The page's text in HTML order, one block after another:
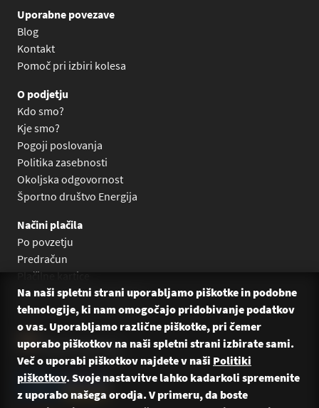
Uporabne povezave
Blog
Kontakt
Pomoč pri izbiri kolesa
O podjetju
Kdo smo?
Kje smo?
Pogoji poslovanja
Politika zasebnosti
Okoljska odgovornost
Športno društvo Energija
Načini plačila
Po povzetju
Predračun
Plačilne kartice
Plačilo na obroke Leanpay
Plačilo na obroke s karticami
Na naši spletni strani uporabljamo piškotke in podobne
tehnologije, ki nam omogočajo pridobivanje podatkov
o vas. Uporabljamo različne piškotke, pri čemer
uporabo piškotkov na naši spletni strani izbirate sami.
Več o uporabi piškotkov najdete v naši Politiki
piškotkov. Svoje nastavitve lahko kadarkoli spremenite
z uporabo našega orodja. V primeru, da boste